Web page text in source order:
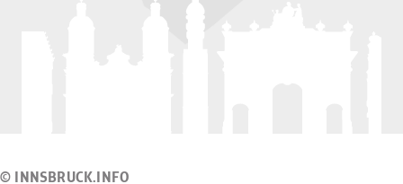
© INNSBRUCK.INFO